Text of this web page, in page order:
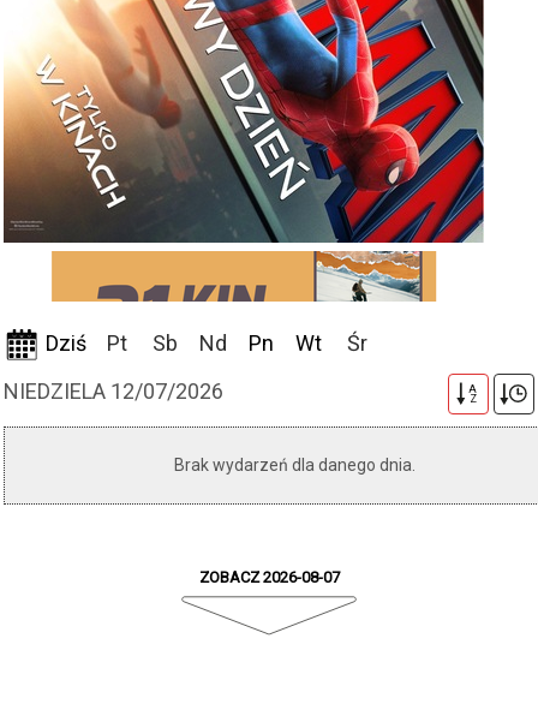
Dziś Pt Sb Nd Pn Wt
Śr
NIEDZIELA 12/07/2026
A
Z
Brak wydarzeń dla danego dnia.
ZOBACZ 2026-08-07